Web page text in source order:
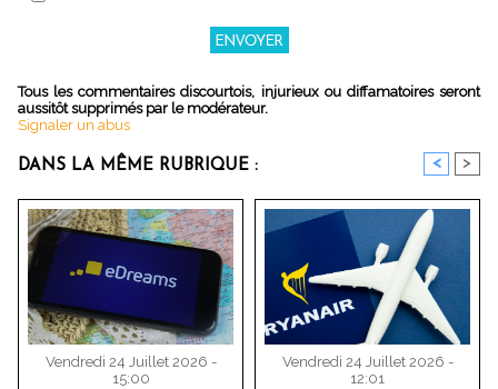
Tous les commentaires discourtois, injurieux ou diffamatoires seront
aussitôt supprimés par le modérateur.
Signaler un abus
DANS LA MÊME RUBRIQUE : < >
Vendredi 24 Juillet 2026 -
15:00
Vendredi 24 Juillet 2026 -
12:01